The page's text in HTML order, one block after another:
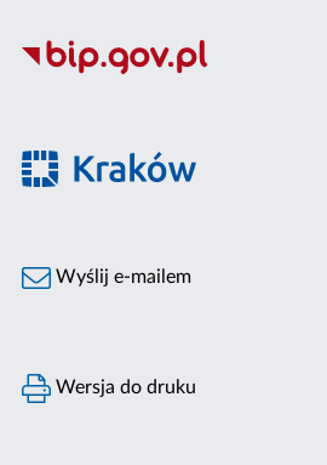
Wyślij e-mailem
Wersja do druku